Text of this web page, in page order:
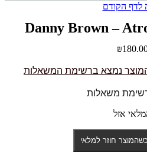
לדף הקודם
Danny Brown –
₪
נמצא ברשימת המשאלות
משאלות
אזל
חוזר למלאי